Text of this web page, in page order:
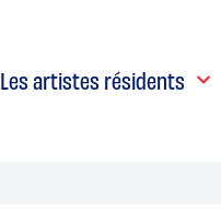
Les artistes résidents